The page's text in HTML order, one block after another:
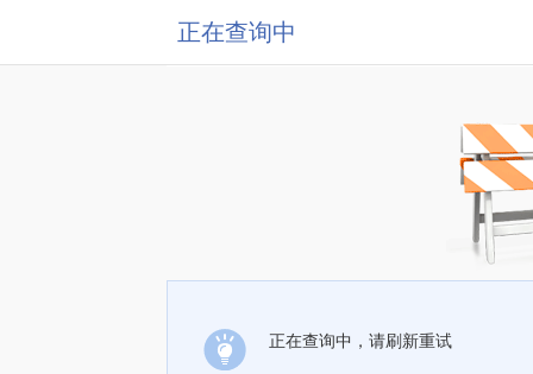
正在查询中
正在查询中，请刷新重试